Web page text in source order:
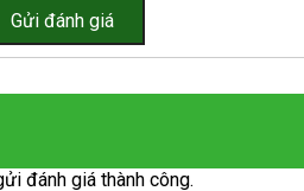
đánh giá thành công.